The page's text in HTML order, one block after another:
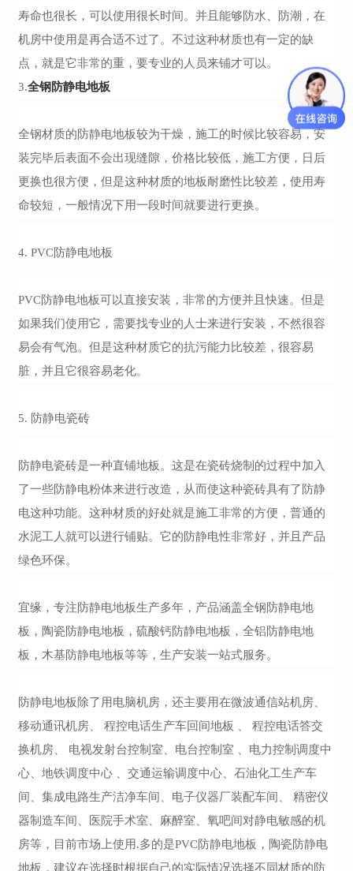
寿命也很长，可以使用很长时间。并且能够防水、防潮，在
机房中使用是再合适不过了。不过这种材质也有一定的缺
点，就是它非常的重，要专业的人员来铺才可以。
3.全钢防静电地板
全钢材质的防静电地板较为干燥，施工的时候比较容易，安
装完毕后表面不会出现缝隙，价格比较低，施工方便，日后
更换也很方便 ，但是这种材质的地板耐磨性比较差，使用寿
命较短 ，一般情况下用一段时间就要进行更换。
4.PVC防静电地板
PVC防静电地板可以直接安装，非常的方便并且快速。但是
如果我们使用它，需要找专业的人士来进行安装，不然很容
易会有气泡。但是这种材质它的抗污能力比较差，很容易
脏，并且它很容易老化。
5. 防静电瓷砖
防静电瓷砖是一种直铺地板。这是在瓷砖烧制的过程中加入
了一些防静电粉体来进行改造，从而使这种瓷砖具有了防静
电这种功能。这种材质的好处就是施工非常的方便，普通的
水泥工人就可以进行铺贴。它的防静电性非常好，并且产品
绿色环保。
宜缘，专注防静电地板生产多年，产品涵盖全钢防静电地
板，陶瓷防静电地板，硫酸钙防静电地板，全铝防静电地
板，木基防静电地板等等，生产安装一站式服务。
防静电地板 除了用电脑机房 ，还主要用在微波通信站机房、
移动通讯机房、
程控电话生产车回间地板 、
程控电话答交
换机房、
电视发射台控制室、电台控制室 、电力控制调度中
心、地铁调度中心 、交通运输调度中心、石油化工生产车
间、集成电路生产洁净车间、电子仪器厂装配车间、
精密仪
器制造车间、医院手术室、麻醉室、氧吧间对静电敏感的机
房等， 目前市场上使用.多的是PVC防静电地板，陶瓷防静电
地板，建议在选择时根据自己的实际情况选择不同材质的防